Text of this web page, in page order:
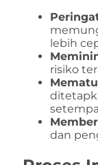
lebih
risiko
dan